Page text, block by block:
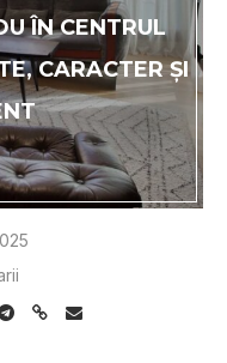
ÎN CENTRUL
CARACTER ȘI